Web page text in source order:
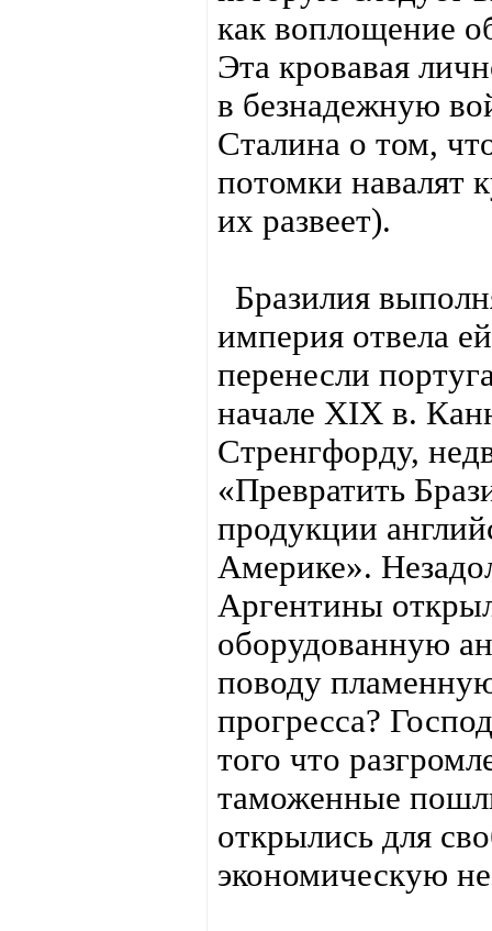
как воплощение
Эта кровавая
в безнадежную
Сталина о том,
потомки навалят
их развеет).
Бразилия
империя отвела
перенесли
начале XIX в.
Стренгфорду,
«Превратить
продукции
Америке».
Аргентины
оборудованную
поводу
прогресса?
того что
таможенные
открылись для
экономическую